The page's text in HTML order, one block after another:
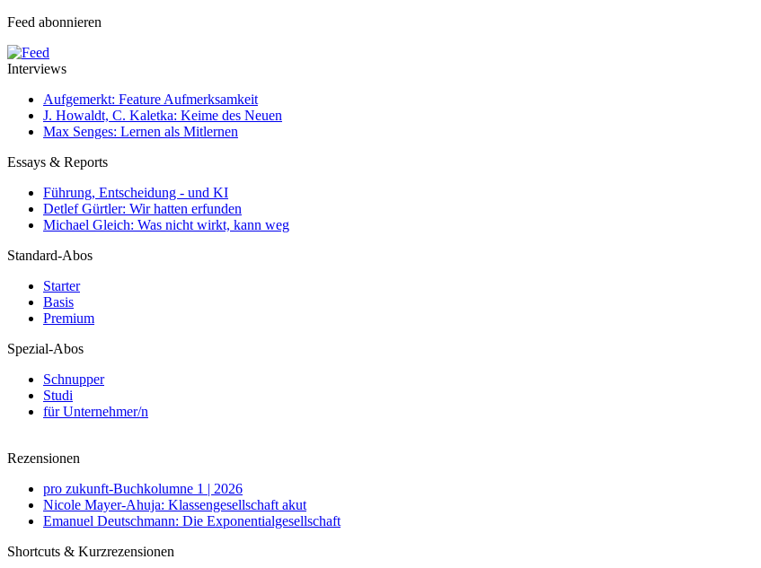
Feed abonnieren
Interviews
Aufgemerkt: Feature Aufmerksamkeit
J. Howaldt, C. Kaletka: Keime des Neuen
Max Senges: Lernen als Mitlernen
Essays & Reports
Führung, Entscheidung - und KI
Detlef Gürtler: Wir hatten erfunden
Michael Gleich: Was nicht wirkt, kann weg
Standard-Abos
Starter
Basis
Premium
Spezial-Abos
Schnupper
Studi
für Unternehmer/n
Rezensionen
pro zukunft-Buchkolumne 1 | 2026
Nicole Mayer-Ahuja: Klassengesellschaft akut
Emanuel Deutschmann: Die Exponentialgesellschaft
Shortcuts & Kurzrezensionen